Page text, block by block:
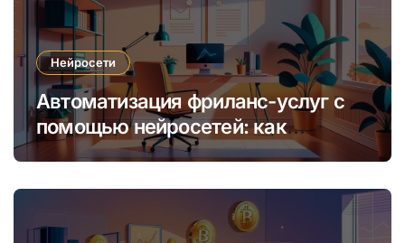
Нейросети
Автоматизация фриланс-услуг с
помощью нейросетей: как
увеличить доход и сократить